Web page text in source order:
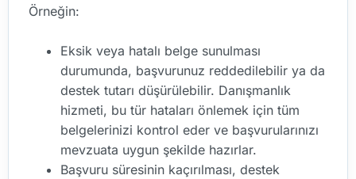
Örneğin:
Eksik veya hatalı belge sunulması
durumunda, başvurunuz reddedilebilir ya da
destek tutarı düşürülebilir. Danışmanlık
hizmeti, bu tür hataları önlemek için tüm
belgelerinizi kontrol eder ve başvurularınızı
mevzuata uygun şekilde hazırlar.
Başvuru süresinin kaçırılması, destek